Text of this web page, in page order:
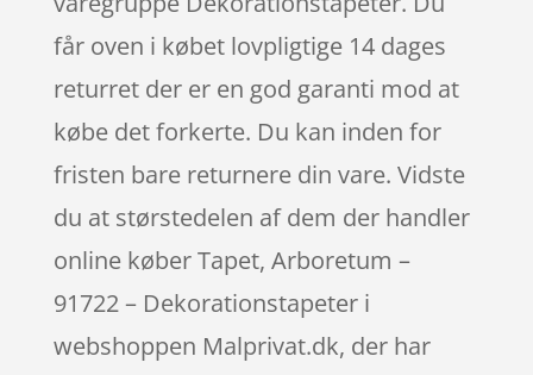
får oven i købet lovpligtige 14 dages
returret der er en god garanti mod at
købe det forkerte. Du kan inden for
fristen bare returnere din vare. Vidste
du at størstedelen af dem der handler
online køber Tapet, Arboretum –
91722 – Dekorationstapeter i
webshoppen Malprivat.dk, der har